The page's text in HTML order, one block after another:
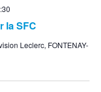
la SFC
Leclerc, FONTENAY-